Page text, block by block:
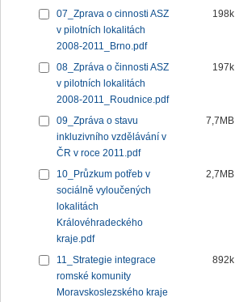
07_Zprava o cinnosti ASZ
v pilotních lokalitách
2008-2011_Brno.pdf
198k
08_Zpráva o činnosti ASZ
v pilotních lokalitách
2008-2011_Roudnice.pdf
197k
09_Zpráva o stavu
inkluzivního vzdělávání v
ČR v roce 2011.pdf
7,7MB
10_Průzkum potřeb v
sociálně vyloučených
lokalitách
Královéhradeckého
kraje.pdf
2,7MB
11_Strategie integrace
romské komunity
Moravskoslezského kraje
892k